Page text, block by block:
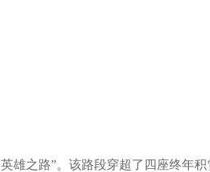
雄之路”。该路段穿超了四座终年